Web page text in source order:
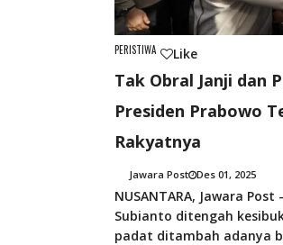
PERISTIWA Like
Tak Obral Janji dan
Presiden Prabowo
Rakyatnya
Jawara Post Des 01, 2025
NUSANTARA, Jawara
Subianto ditengah
padat ditambah adanya